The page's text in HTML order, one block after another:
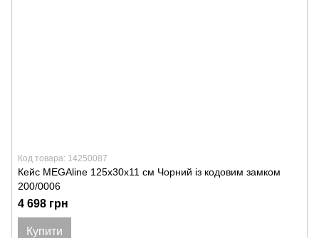
Код товара: 14250087
Кейс MEGAline 125х30х11 см Чорний із кодовим замком
200/0006
4 698 грн
Купити